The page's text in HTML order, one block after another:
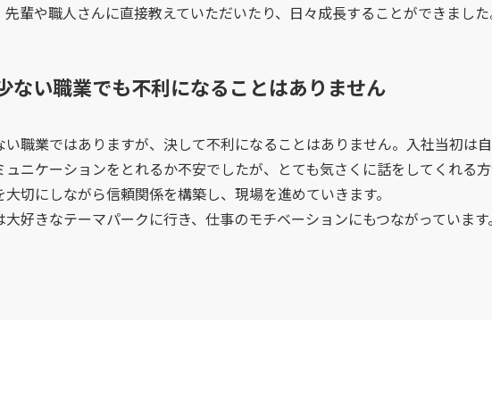
先輩や職人さんに直接教えていただいたり、日々成長することができまし
ない職業でも不利になることはありません
い職業ではありますが、決して不利になることはありません。入社当初は
ュニケーションをとれるか不安でしたが、とても気さくに話をしてくれる
大切にしながら信頼関係を構築し、現場を進めていきます。
大好きなテーマパークに行き、仕事のモチベーションにもつながっています